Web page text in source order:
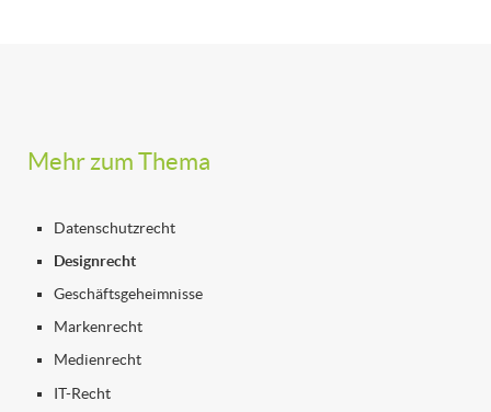
Mehr zum Thema
Datenschutzrecht
Designrecht
Geschäftsgeheimnisse
Markenrecht
Medienrecht
IT-Recht